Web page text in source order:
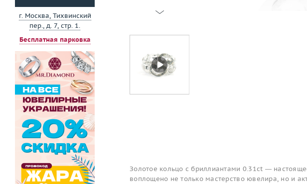
г. Москва, Тихвинский
пер., д. 7, стр. 1.
Бесплатная парковка
Золотое кольцо с бриллиантами 0.31ct —
воплощено не только мастерство ювелира, но и